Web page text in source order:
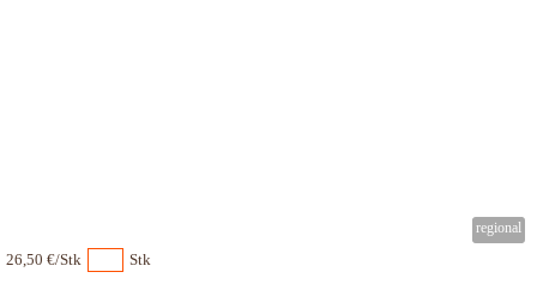
26,50 €/Stk Stk